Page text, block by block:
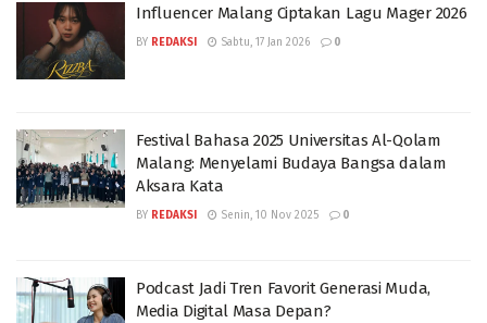
Influencer Malang Ciptakan Lagu Mager 2026
BY REDAKSI Sabtu, 17 Jan 2026 0
Festival Bahasa 2025 Universitas Al-Qolam
Malang: Menyelami Budaya Bangsa dalam
Aksara Kata
BY REDAKSI Senin, 10 Nov 2025 0
Podcast Jadi Tren Favorit Generasi Muda,
Media Digital Masa Depan?